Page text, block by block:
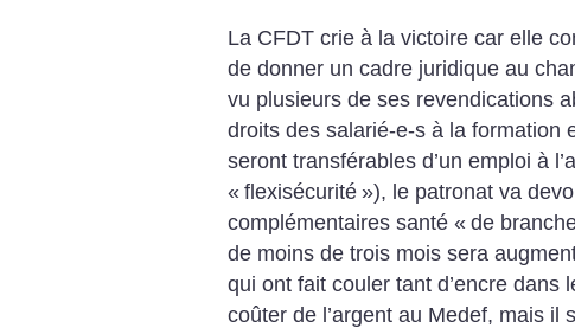
La CFDT crie à la victoire car elle
de donner un cadre juridique au
vu plusieurs de ses revendications
droits des salarié-e-s à la formation
seront transférables d’un emploi à
« flexisécurité »), le patronat va
complémentaires santé « de
de moins de trois mois sera
qui ont fait couler tant d’encre dans
coûter de l’argent au Medef, mais il